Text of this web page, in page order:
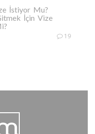
İstiyor Mu?
İçin Vize
19